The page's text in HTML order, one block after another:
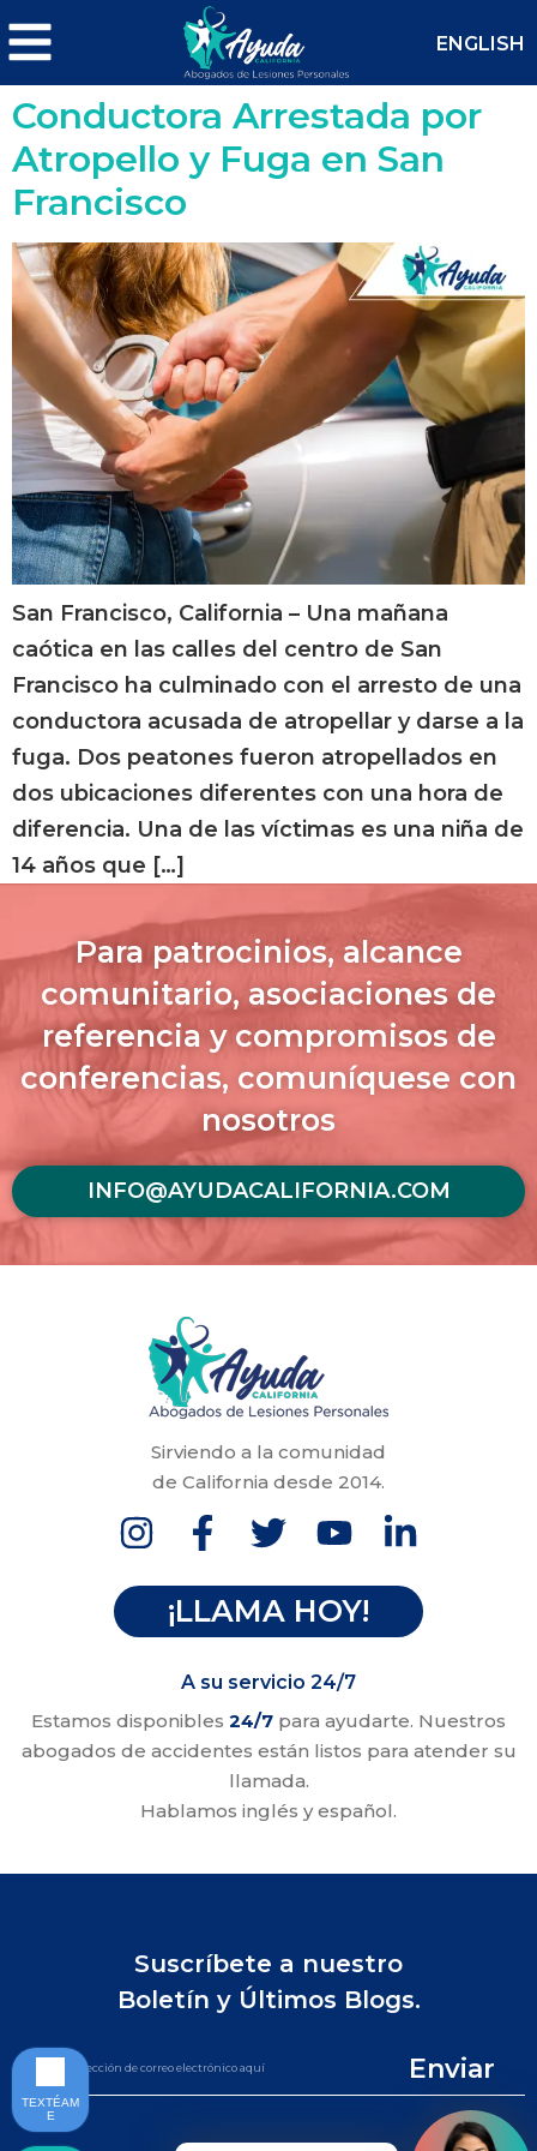
ENGLISH
Conductora Arrestada por
Atropello y Fuga en San
Francisco
San Francisco, California – Una mañana
caótica en las calles del centro de San
Francisco ha culminado con el arresto de una
conductora acusada de atropellar y darse a la
fuga. Dos peatones fueron atropellados en
dos ubicaciones diferentes con una hora de
diferencia. Una de las víctimas es una niña de
14 años que […]
Para patrocinios, alcance
comunitario, asociaciones de
referencia y compromisos de
conferencias, comuníquese con
nosotros
INFO@AYUDACALIFORNIA.COM
Sirviendo a la comunidad
de California desde 2014.
¡LLAMA HOY!
A su servicio 24/7
Estamos disponibles 24/7 para ayudarte. Nuestros
abogados de accidentes están listos para atender su
llamada.
Hablamos inglés y español.
Suscríbete a nuestro
Boletín y Últimos Blogs.
Enviar
TEXTÉAM
E